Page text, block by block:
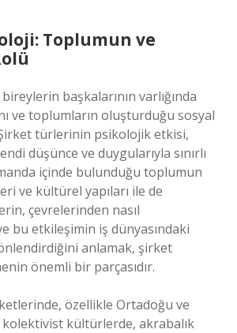
Toplumun ve
başkalarının varlığında
ve toplumların oluşturduğu sosyal
Şirket türlerinin psikolojik etkisi,
düşünce ve duygularıyla sınırlı
içinde bulunduğu toplumun
ve kültürel yapıları ile de
çevrelerinden nasıl
bu etkileşimin iş dünyasındaki
anlamak, şirket
önemli bir parçasıdır.
özellikle Ortadoğu ve
kolektivist kültürlerde, akrabalık